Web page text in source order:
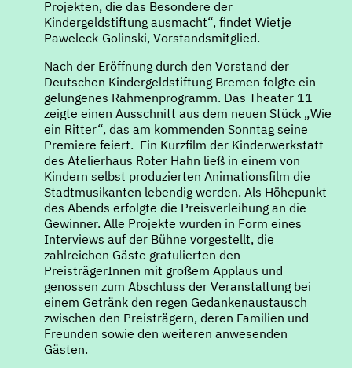
Projekten, die das Besondere der
Kindergeldstiftung ausmacht“, findet Wietje
Paweleck-Golinski, Vorstandsmitglied.
Nach der Eröffnung durch den Vorstand der
Deutschen Kindergeldstiftung Bremen folgte ein
gelungenes Rahmenprogramm. Das Theater 11
zeigte einen Ausschnitt aus dem neuen Stück „Wie
ein Ritter“, das am kommenden Sonntag seine
Premiere feiert. Ein Kurzfilm der Kinderwerkstatt
des Atelierhaus Roter Hahn ließ in einem von
Kindern selbst produzierten Animationsfilm die
Stadtmusikanten lebendig werden. Als Höhepunkt
des Abends erfolgte die Preisverleihung an die
Gewinner. Alle Projekte wurden in Form eines
Interviews auf der Bühne vorgestellt, die
zahlreichen Gäste gratulierten den
PreisträgerInnen mit großem Applaus und
genossen zum Abschluss der Veranstaltung bei
einem Getränk den regen Gedankenaustausch
zwischen den Preisträgern, deren Familien und
Freunden sowie den weiteren anwesenden
Gästen.